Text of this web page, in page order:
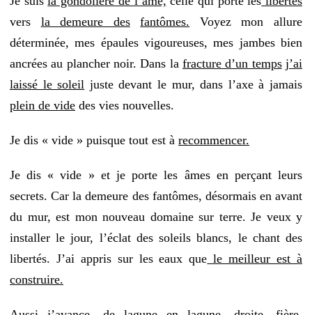
vers la demeure des fantômes. Voyez mon allure
déterminée, mes épaules vigoureuses, mes jambes bien
ancrées au plancher noir. Dans la fracture d’un temps j’ai
laissé le soleil juste devant le mur, dans l’axe à jamais
plein de vide des vies nouvelles.
Je dis « vide » puisque tout est à recommencer.
Je dis « vide » et je porte les âmes en perçant leurs
secrets. Car la demeure des fantômes, désormais en avant
du mur, est mon nouveau domaine sur terre. Je veux y
installer le jour, l’éclat des soleils blancs, le chant des
libertés. J’ai appris sur les eaux que le meilleur est à
construire.